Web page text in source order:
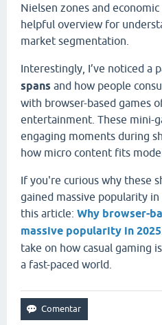
Nielsen zones and economic
helpful overview for
market segmentation.
Interestingly, I’ve noticed a
spans and how people
with browser-based games
entertainment. These mini-
engaging moments during
how micro content fits
If you're curious why these
gained massive popularity
this article: Why browser-
massive popularity in 2025
take on how casual gaming
a fast-paced world.